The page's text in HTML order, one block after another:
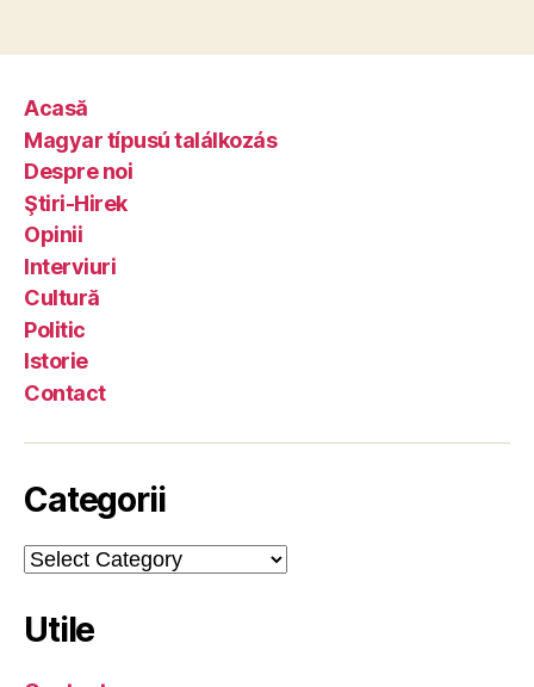
Acasă
Magyar típusú találkozás
Despre noi
Ştiri-Hirek
Opinii
Interviuri
Cultură
Politic
Istorie
Contact
Categorii
Categorii
Utile